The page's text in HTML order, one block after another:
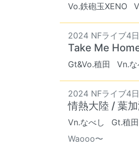
Vo.鉄砲玉XENO
2024 NFライブ4
Take Me
Gt&Vo.稙田 Vn.な
2024 NFライブ4
情熱大陸 / 葉
Vn.なべし Gt.稙田
Waooo〜